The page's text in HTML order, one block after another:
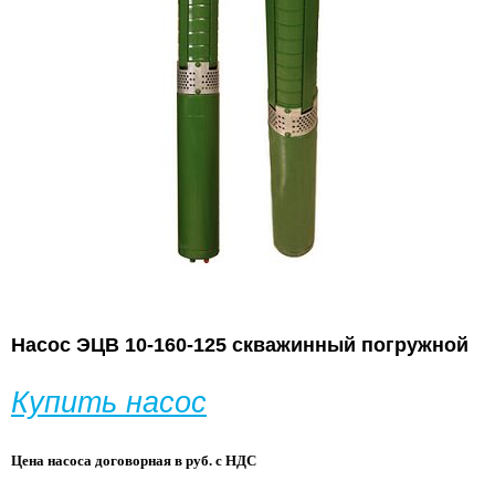
Насос ЭЦВ 10-160-125 скважинный погружной
Купить насос
Цена насоса договорная в руб. с НДС